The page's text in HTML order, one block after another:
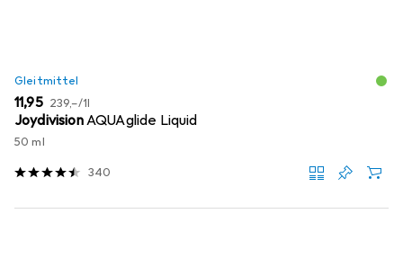
Gleitmittel
EUR
11,95 EUR
239,–/1l
JoydivisionAQUAglide Liquid
50 ml
340